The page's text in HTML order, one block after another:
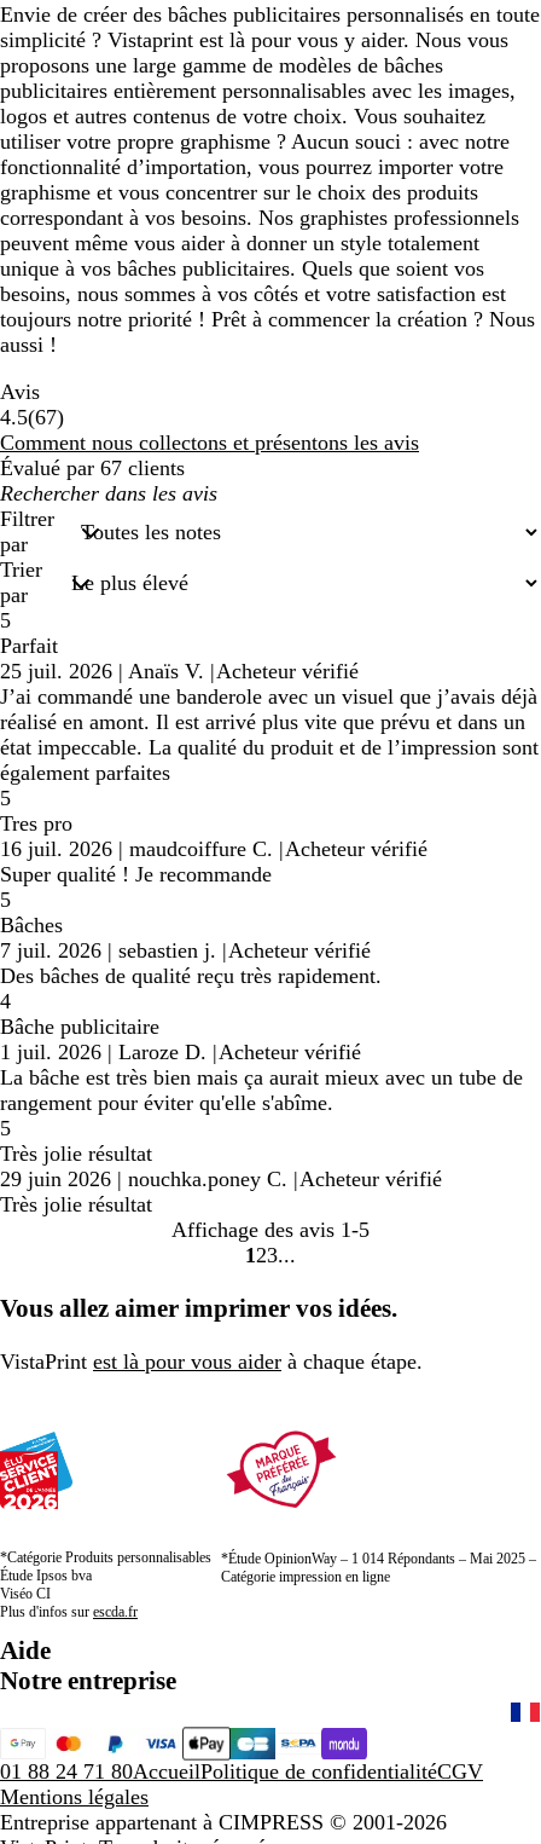
Envie de créer des bâches publicitaires personnalisés en toute
simplicité ? Vistaprint est là pour vous y aider. Nous vous
proposons une large gamme de modèles de bâches
publicitaires entièrement personnalisables avec les images,
logos et autres contenus de votre choix. Vous souhaitez
utiliser votre propre graphisme ? Aucun souci : avec notre
fonctionnalité d’importation, vous pourrez importer votre
graphisme et vous concentrer sur le choix des produits
correspondant à vos besoins. Nos graphistes professionnels
peuvent même vous aider à donner un style totalement
unique à vos bâches publicitaires. Quels que soient vos
besoins, nous sommes à vos côtés et votre satisfaction est
toujours notre priorité ! Prêt à commencer la création ? Nous
aussi !
Avis
4.5(6767
avis
)
Comment nous collectons et présentons les avis
Évalué par 67 clients
Mes
recherches
saisies
Filtrer
par
Trier
par
5
Parfait
25 juil. 2026 | Anaïs V. |Acheteur vérifié
J’ai commandé une banderole avec un visuel que j’avais déjà
réalisé en amont. Il est arrivé plus vite que prévu et dans un
état impeccable. La qualité du produit et de l’impression sont
également parfaites
5
Tres pro
16 juil. 2026 | maudcoiffure C. |Acheteur vérifié
Super qualité ! Je recommande
5
Bâches
7 juil. 2026 | sebastien j. |Acheteur vérifié
Des bâches de qualité reçu très rapidement.
4
Bâche publicitaire
1 juil. 2026 | Laroze D. |Acheteur vérifié
La bâche est très bien mais ça aurait mieux avec un tube de
rangement pour éviter qu'elle s'abîme.
5
Très jolie résultat
29 juin 2026 | nouchka.poney C. |Acheteur vérifié
Très jolie résultat
Affichage des avis 1-5
Accéder
la
1 Accéder
la
2 Accéder
la
3
Vous allez aimer imprimer vos idées.
VistaPrint est là pour vous aider à chaque étape.
*Catégorie Produits personnalisables
Étude Ipsos bva
Viséo CI
Plus d'infos sur escda.fr
*Étude OpinionWay – 1 014 Répondants – Mai 2025 –
Catégorie impression en ligne
Aide
Notre entreprise
01 88 24 71 80AccueilPolitique de confidentialitéCGV
Mentions légales
Entreprise appartenant à CIMPRESS © 2001-2026